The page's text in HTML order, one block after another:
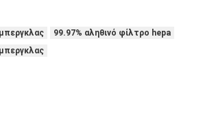
μαζί μας
99.97% αληθινό φίλτρο hepa